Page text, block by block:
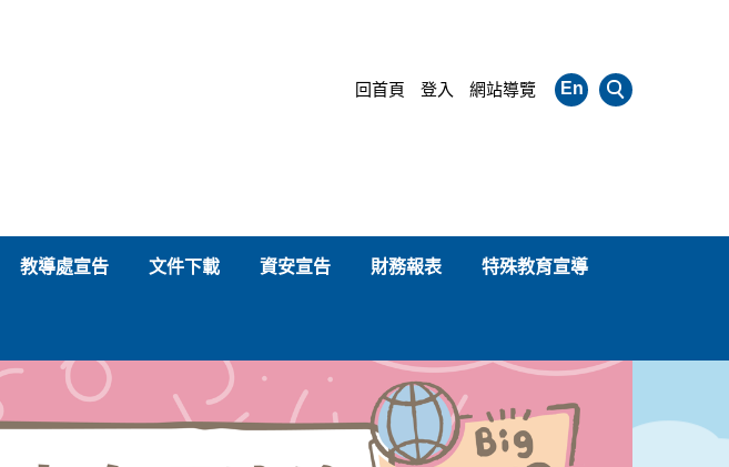
En
回首頁 登入 網站導覽
教導處宣告 文件下載 資安宣告 財務報表 特殊教育宣導